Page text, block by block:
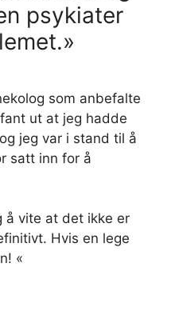
psykiater
som anbefalte
ut at jeg hadde
jeg var i stand til å
satt inn for å
å vite at det ikke er
Hvis en lege
«